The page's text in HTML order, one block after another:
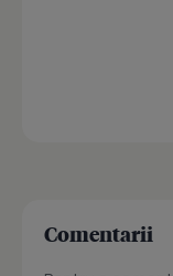
Comentarii